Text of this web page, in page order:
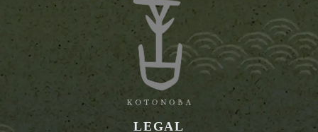
LEGAL